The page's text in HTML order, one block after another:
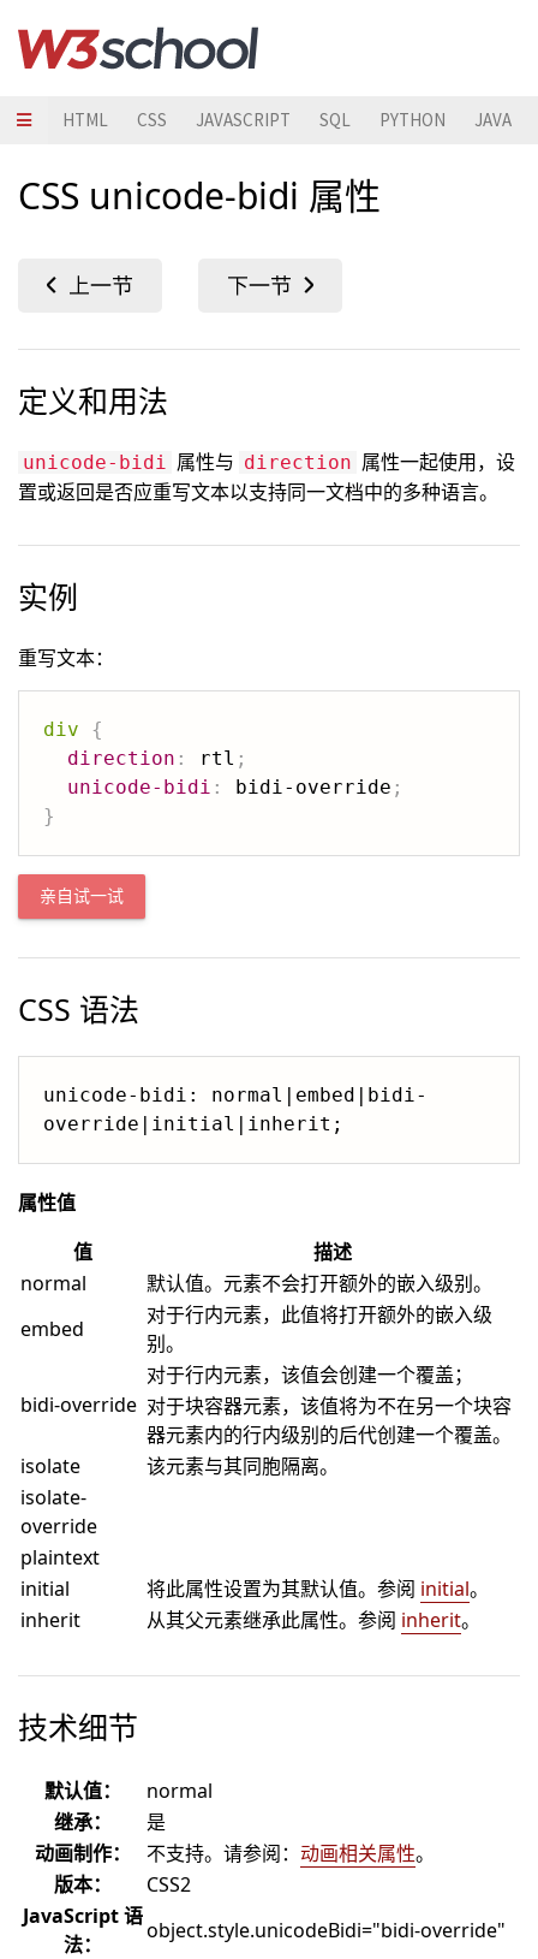
HTML CSS JAVASCRIPT SQL PYTHON JAVA
CSS unicode-bidi 属性
定义和用法
unicode-bidi 属性与 direction 属性一起使用，设
置或返回是否应重写文本以支持同一文档中的多种语言。
实例
重写文本：
div
{
direction : rtl ;
unicode-bidi : bidi-override ;
}
亲自试一试
CSS 语法
unicode-bidi: normal|embed|bidi-
override|initial|inherit;
属性值
值
描述
normal
默认值。元素不会打开额外的嵌入级别。
embed
对于行内元素，此值将打开额外的嵌入级
别。
bidi-override
对于行内元素，该值会创建一个覆盖；
对于块容器元素，该值将为不在另一个块容
器元素内的行内级别的后代创建一个覆盖。
isolate
该元素与其同胞隔离。
isolate-
override
plaintext
initial
将此属性设置为其默认值。参阅 initial。
inherit
从其父元素继承此属性。参阅 inherit。
技术细节
默认值：
normal
继承：
是
动画制作：
不支持。请参阅： 动画相关属性。
版本：
CSS2
JavaScript 语
法：
object.style.unicodeBidi="bidi-override"